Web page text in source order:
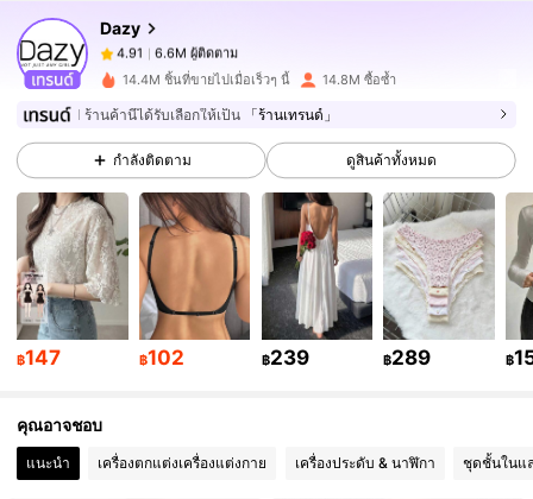
Dazy
4.91
6.6M ผู้ติดตาม
t***9จ่าย1 วันที่ผ่านมา
4.91 6.6M ผู้ติดตาม
4.91 6.6M ผู้ติดตาม
4.91 6.6M ผู้ติดตาม
6.6M ผู้ติดตาม
14.4M ชิ้นที่ขายไปเมื่อเร็วๆ นี้ 14.8M ซื้อซ้ำ
ร้านค้านี้ได้รับเลือกให้เป็น 「ร้านเทรนด์」
กำลังติดตาม ดูสินค้าทั้งหมด
฿147 ฿102 ฿239 ฿289 ฿
คุณอาจชอบ
แนะนำ เครื่องตกแต่งเครื่องแต่งกาย เครื่องประดับ & นาฬิกา ชุดชั้นในแ